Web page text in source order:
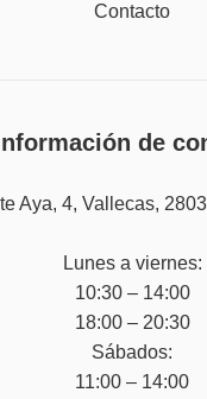
Contacto
de
Aya, 4, Vallecas,
Lunes a viernes:
10:30 – 14:00
18:00 – 20:30
Sábados:
11:00 – 14:00